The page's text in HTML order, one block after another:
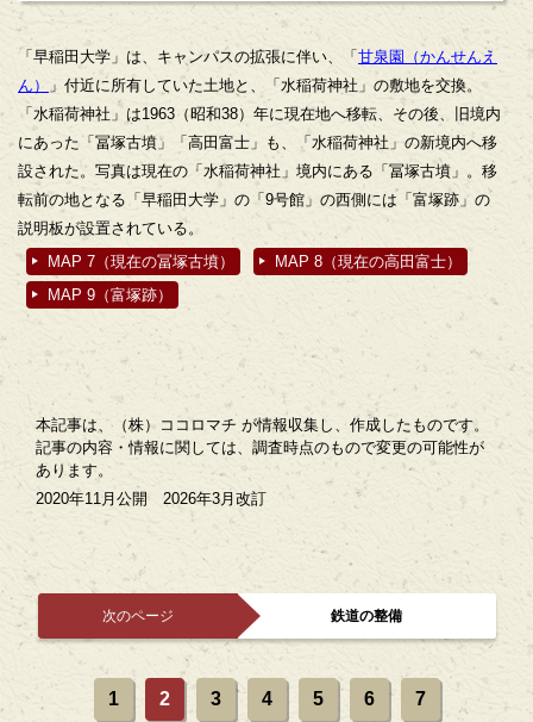
「早稲田大学」は、キャンパスの拡張に伴い、「甘泉園（かんせんえ
ん）
」付近に所有していた土地と、「水稲荷神社」の敷地を交換。
「水稲荷神社」は1963（昭和38）年に現在地へ移転、その後、旧境内
にあった「冨塚古墳」「高田富士」も、「水稲荷神社」の新境内へ移
設された。写真は現在の「水稲荷神社」境内にある「冨塚古墳」。移
転前の地となる「早稲田大学」の「9号館」の西側には「富塚跡」の
説明板が設置されている。
MAP 7（現在の冨塚古墳）
MAP 8（現在の高田富士）
MAP 9（富塚跡）
本記事は、（株）ココロマチ が情報収集し、作成したものです。
記事の内容・情報に関しては、調査時点のもので変更の可能性が
あります。
2020年11月公開 2026年3月改訂
次のページ 鉄道の整備
1 2 3 4 5 6 7